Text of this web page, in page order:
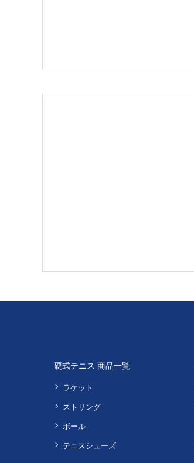
硬式テニス 商品一覧
ラケット
ストリング
ボール
テニスシューズ